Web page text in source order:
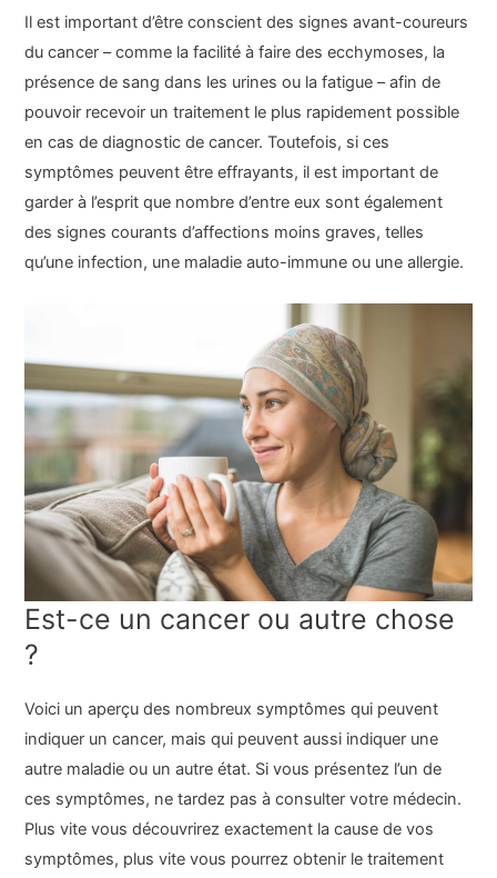
Il est important d’être conscient des signes avant-coureurs
du cancer – comme la facilité à faire des ecchymoses, la
présence de sang dans les urines ou la fatigue – afin de
pouvoir recevoir un traitement le plus rapidement possible
en cas de diagnostic de cancer. Toutefois, si ces
symptômes peuvent être effrayants, il est important de
garder à l’esprit que nombre d’entre eux sont également
des signes courants d’affections moins graves, telles
qu’une infection, une maladie auto-immune ou une allergie.
Est-ce un cancer ou autre chose
?
Voici un aperçu des nombreux symptômes qui peuvent
indiquer un cancer, mais qui peuvent aussi indiquer une
autre maladie ou un autre état. Si vous présentez l’un de
ces symptômes, ne tardez pas à consulter votre médecin.
Plus vite vous découvrirez exactement la cause de vos
symptômes, plus vite vous pourrez obtenir le traitement